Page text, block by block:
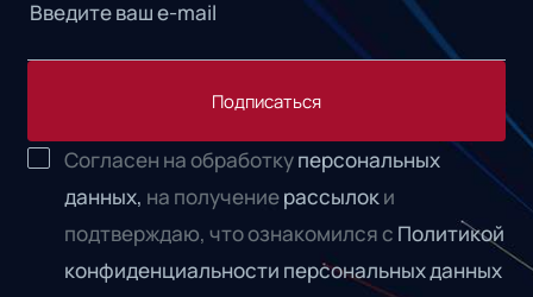
Подписаться
Согласен на обработкуперсональных
данных, на получениерассылоки
подтверждаю, что ознакомился с Политикой
конфиденциальности персональных данных